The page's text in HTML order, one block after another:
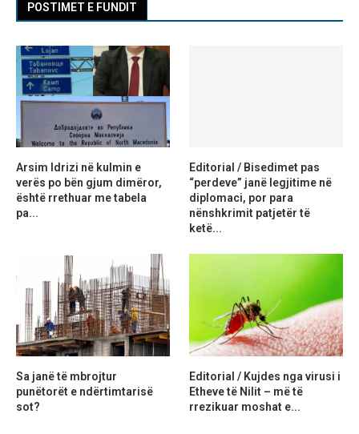
POSTIMET E FUNDIT
Arsim Idrizi në kulmin e
verës po bën gjum dimëror,
është rrethuar me tabela
pa...
Editorial / Bisedimet pas
“perdeve” janë legjitime në
diplomaci, por para
nënshkrimit patjetër të
ketë...
Sa janë të mbrojtur
punëtorët e ndërtimtarisë
sot?
Editorial / Kujdes nga virusi i
Etheve të Nilit – më të
rrezikuar moshat e...